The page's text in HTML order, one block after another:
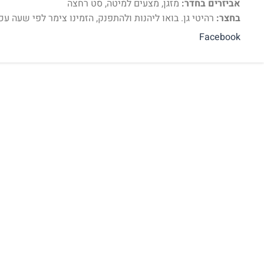
אביזרים בחדר: מזגן, מצעים למיטה, סט רחצה
בחצר: רהיטי גן. בואו ליהנות ולהתפנק, הזמינו צימר לפי שעה
Facebook